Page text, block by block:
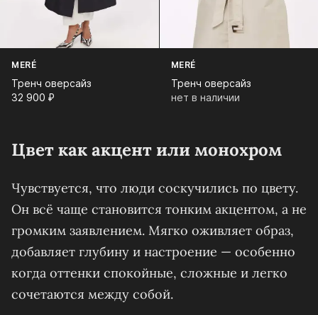
MERÉ
Тренч оверсайз
32 900⁠ ⁠₽
MERÉ
Тренч оверсайз
нет в наличии
Цвет как акцент или монохром
Чувствуется, что люди соскучились по цвету.
Он всё чаще становится тонким акцентом, а не
громким заявлением. Мягко оживляет образ,
добавляет глубину и настроение — особенно
когда оттенки спокойные, сложные и легко
сочетаются между собой.